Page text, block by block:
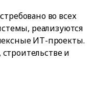
во всех
реализуются
ИТ-проекты.
и